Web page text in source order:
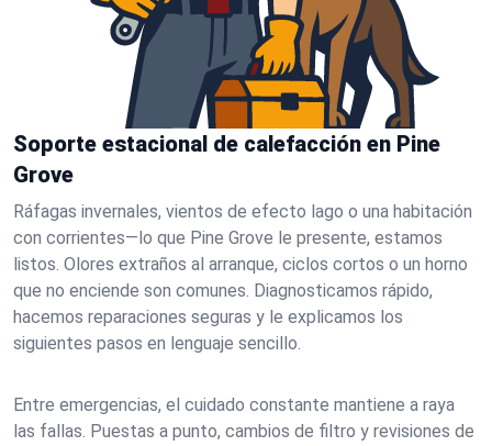
Soporte estacional de calefacción en Pine
Grove
Ráfagas invernales, vientos de efecto lago o una habitación
con corrientes—lo que Pine Grove le presente, estamos
listos. Olores extraños al arranque, ciclos cortos o un horno
que no enciende son comunes. Diagnosticamos rápido,
hacemos reparaciones seguras y le explicamos los
siguientes pasos en lenguaje sencillo.
Entre emergencias, el cuidado constante mantiene a raya
las fallas. Puestas a punto, cambios de filtro y revisiones de